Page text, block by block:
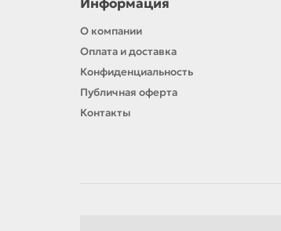
Информация
О компании
Оплата и доставка
Конфиденциальность
Публичная оферта
Контакты